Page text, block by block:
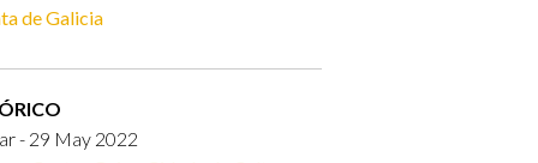
de Galicia
- 29 May 2022